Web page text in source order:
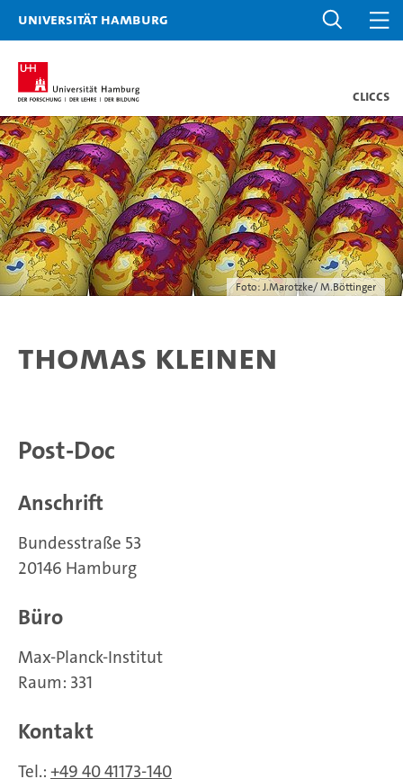
Universität Hamburg
CLICCS
Foto: J.Marotzke/ M.Böttinger
Thomas Kleinen
Post-Doc
Anschrift
Bundesstraße 53
20146 Hamburg
Büro
Max-Planck-Institut
Raum: 331
Kontakt
Tel.: +49 40 41173-140